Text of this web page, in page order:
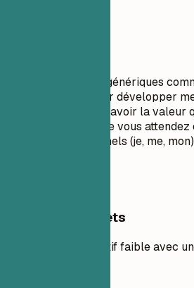
Évitez les objectifs génériques
poste stimulant pour développer
recruteurs veulent savoir la valeur
apportez, pas ce que vous
de pronoms personnels (je, me,
Exemples concrets
Comparez un objectif faible avec